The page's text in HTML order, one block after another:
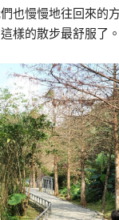
也慢慢地往回來的
樣的散步最舒服了。